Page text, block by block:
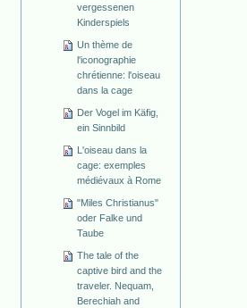
vergessenen
Kinderspiels
Un thème de
l'iconographie
chrétienne: l'oiseau
dans la cage
Der Vogel im Käfig,
ein Sinnbild
L'oiseau dans la
cage: exemples
médiévaux à Rome
"Miles Christianus"
oder Falke und
Taube
The tale of the
captive bird and the
traveler. Nequam,
Berechiah and